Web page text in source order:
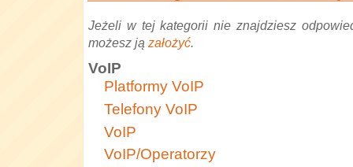
Jeżeli w tej kategorii nie znajdziesz
możesz ją założyć.
VoIP
Platformy VoIP
Telefony VoIP
VoIP
VoIP/Operatorzy